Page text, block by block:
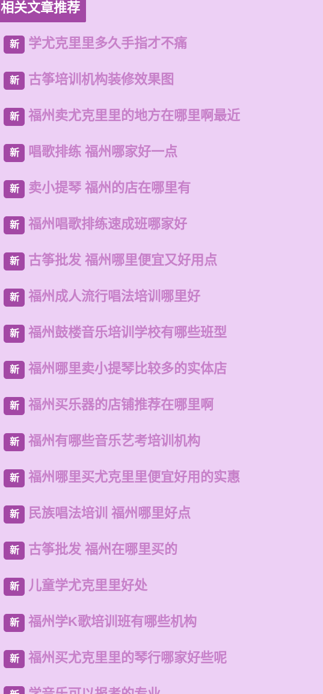
相关文章推荐
新 学尤克里里多久手指才不痛
新 古筝培训机构装修效果图
新 福州卖尤克里里的地方在哪里啊最近
新 唱歌排练 福州哪家好一点
新 卖小提琴 福州的店在哪里有
新 福州唱歌排练速成班哪家好
新 古筝批发 福州哪里便宜又好用点
新 福州成人流行唱法培训哪里好
新 福州鼓楼音乐培训学校有哪些班型
新 福州哪里卖小提琴比较多的实体店
新 福州买乐器的店铺推荐在哪里啊
新 福州有哪些音乐艺考培训机构
新 福州哪里买尤克里里便宜好用的实惠
新 民族唱法培训 福州哪里好点
新 古筝批发 福州在哪里买的
新 儿童学尤克里里好处
新 福州学K歌培训班有哪些机构
新 福州买尤克里里的琴行哪家好些呢